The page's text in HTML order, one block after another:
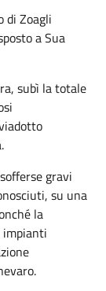
di Zoagli
a Sua
subì la totale
gravi
su una
la
impianti